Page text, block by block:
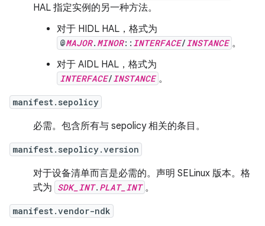
HAL 指定实例的另一种方法。
对于 HIDL HAL，格式为
@MAJOR. MINOR:: INTERFACE/INSTANCE 。
对于 AIDL HAL，格式为
INTERFACE/INSTANCE 。
manifest.sepolicy
必需。包含所有与 sepolicy 相关的条目。
manifest.sepolicy.version
对于设备清单而言是必需的。声明 SELinux 版本。格
式为 SDK_INT. PLAT_INT 。
manifest.vendor-ndk